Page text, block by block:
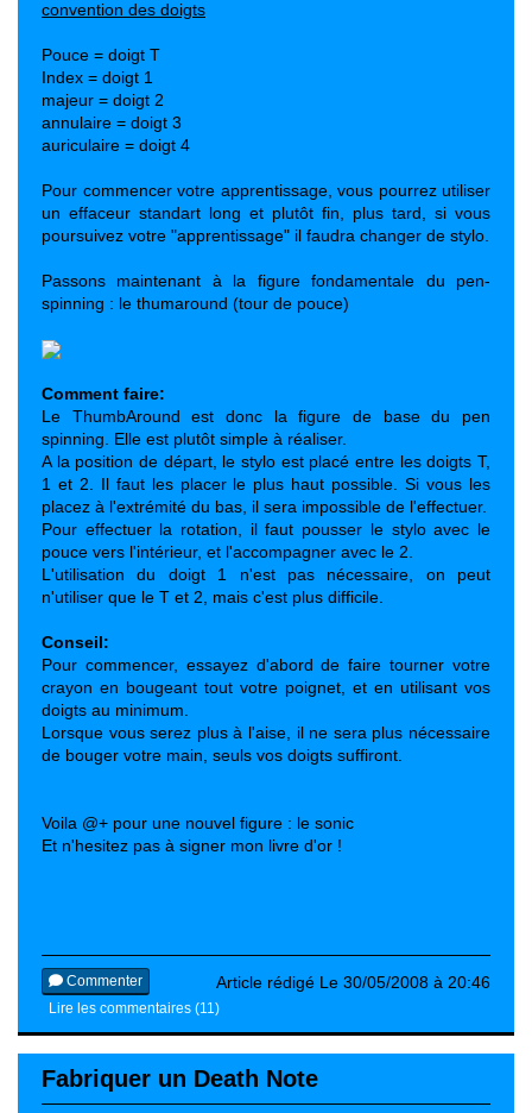
convention des doigts
Pouce = doigt T
Index = doigt 1
majeur = doigt 2
annulaire = doigt 3
auriculaire = doigt 4
Pour commencer votre apprentissage, vous pourrez utiliser
un effaceur standart long et plutôt fin, plus tard, si vous
poursuivez votre "apprentissage" il faudra changer de stylo.
Passons maintenant à la figure fondamentale du pen-
spinning : le thumaround (tour de pouce)
Comment faire:
Le ThumbAround est donc la figure de base du pen
spinning. Elle est plutôt simple à réaliser.
A la position de départ, le stylo est placé entre les doigts T,
1 et 2. Il faut les placer le plus haut possible. Si vous les
placez à l'extrémité du bas, il sera impossible de l'effectuer.
Pour effectuer la rotation, il faut pousser le stylo avec le
pouce vers l'intérieur, et l'accompagner avec le 2.
L'utilisation du doigt 1 n'est pas nécessaire, on peut
n'utiliser que le T et 2, mais c'est plus difficile.
Conseil:
Pour commencer, essayez d'abord de faire tourner votre
crayon en bougeant tout votre poignet, et en utilisant vos
doigts au minimum.
Lorsque vous serez plus à l'aise, il ne sera plus nécessaire
de bouger votre main, seuls vos doigts suffiront.
Voila @+ pour une nouvel figure : le sonic
Et n'hesitez pas à signer mon livre d'or !
Article rédigé Le 30/05/2008 à 20:46
Commenter
Lire les commentaires (11)
Fabriquer un Death Note